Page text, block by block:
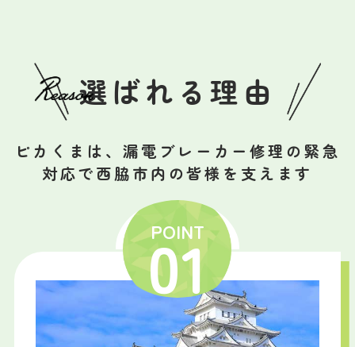
選ばれる理由
ピカくまは、漏電ブレーカー修理の緊急
対応で西脇市内の皆様を支えます
POINT
01